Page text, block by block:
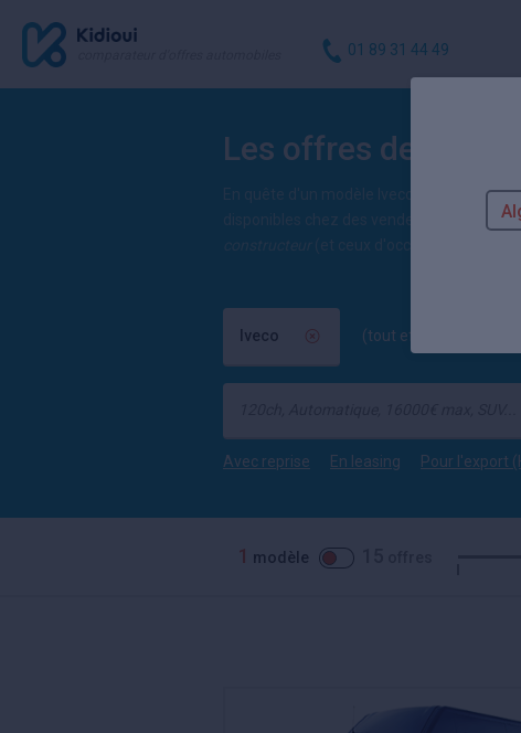
01 89 31 44 49
Les offres des
En quête d'un modèle Iveco au meilleur
disponibles chez des vendeurs
Iveco (tout effacer)
Avec reprise En leasing Pour l'export
1 modèle